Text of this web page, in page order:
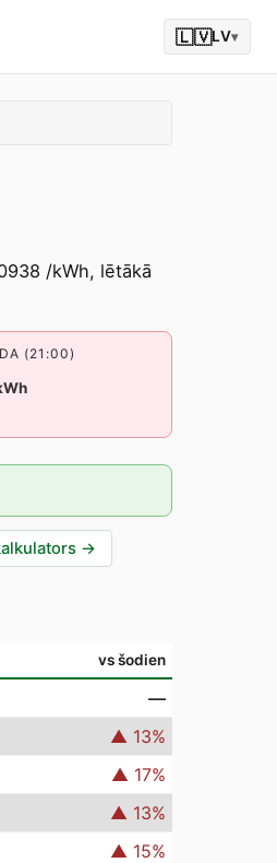
🇱🇻LV▾
/kWh, lētākā
(21:00)
→
vs šodien
—
▲ 13%
▲ 17%
▲ 13%
▲ 15%